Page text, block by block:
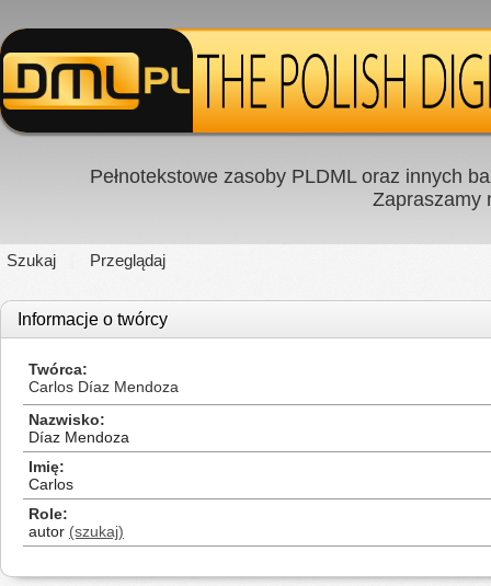
Pełnotekstowe zasoby PLDML oraz innych
Zapraszamy
Szukaj Przeglądaj
Informacje o twórcy
Twórca
Carlos Díaz Mendoza
Nazwisko
Díaz Mendoza
Imię
Carlos
Role
autor (szukaj)